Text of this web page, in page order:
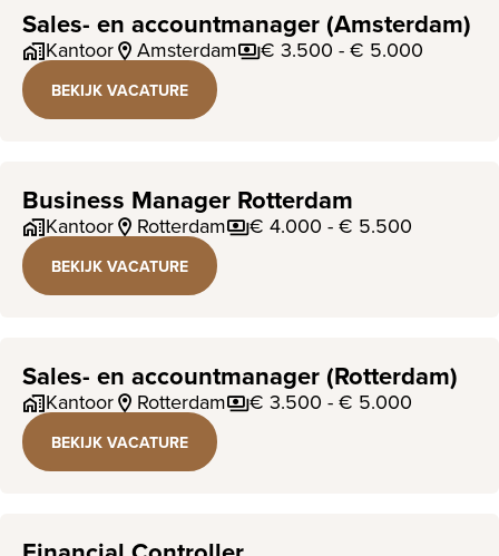
Sales- en accountmanager (Amsterdam)
Kantoor Amsterdam € 3.500 - € 5.000
BEKIJK VACATURE
Business Manager Rotterdam
Kantoor Rotterdam € 4.000 - € 5.500
BEKIJK VACATURE
Sales- en accountmanager (Rotterdam)
Kantoor Rotterdam € 3.500 - € 5.000
BEKIJK VACATURE